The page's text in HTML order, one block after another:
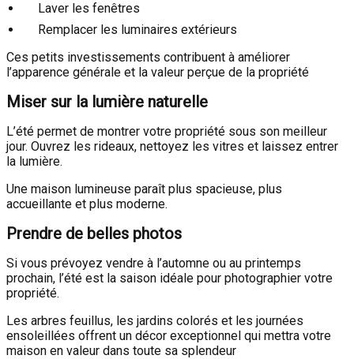
Laver les fenêtres
Remplacer les luminaires extérieurs
Ces petits investissements contribuent à améliorer
l’apparence générale et la valeur perçue de la propriété
Miser sur la lumière naturelle
L’été permet de montrer votre propriété sous son meilleur
jour. Ouvrez les rideaux, nettoyez les vitres et laissez entrer
la lumière.
Une maison lumineuse paraît plus spacieuse, plus
accueillante et plus moderne.
Prendre de belles photos
Si vous prévoyez vendre à l’automne ou au printemps
prochain, l’été est la saison idéale pour photographier votre
propriété.
Les arbres feuillus, les jardins colorés et les journées
ensoleillées offrent un décor exceptionnel qui mettra votre
maison en valeur dans toute sa splendeur